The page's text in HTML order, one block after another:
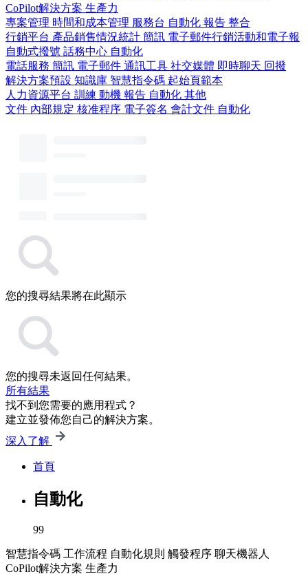
CoPilot解決方案 生產力
專案管理 時間和成本管理 服務台 自動化 報告 整合
行銷平台 產品銷售情況統計 簡訊 電子郵件行銷活動和電子報
自動式撥號 話務中心 自動化
電話服務 簡訊 電子郵件 通訊工具 社交媒體 即時聊天 回撥
解決方案預設 知識庫 智慧指令碼 起始頁範本
人力資源平台 訓練 動機 報告 自動化 其他
文件 內部規定 核准程序 電子簽名 會計文件 自動化
您的搜尋結果將在此顯示
您的搜尋未返回任何結果。
所有結果
找不到您需要的應用程式？
建立並發佈您自己的解決方案。
深入了解
首頁
自動化
99
智慧指令碼 工作流程 自動化規則 觸發程序 聊天機器人
CoPilot解決方案 生產力